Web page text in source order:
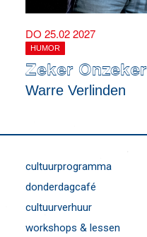
DO 25.02 2027
HUMOR
Zeker Onzeker
Warre Verlinden
cultuurprogramma
donderdagcafé
cultuurverhuur
workshops & lessen